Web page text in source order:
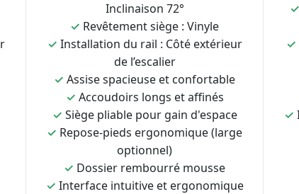
Inclinaison 72°
✓ Revêtement siège : Vinyle
✓ Installation du rail : Côté extérieur
de l’escalier
✓ Assise spacieuse et confortable
✓ Accoudoirs longs et affinés
✓ Siège pliable pour gain d'espace
✓ Repose-pieds ergonomique (large
optionnel)
✓ Dossier rembourré mousse
✓ Interface intuitive et ergonomique
✓
✓
✓